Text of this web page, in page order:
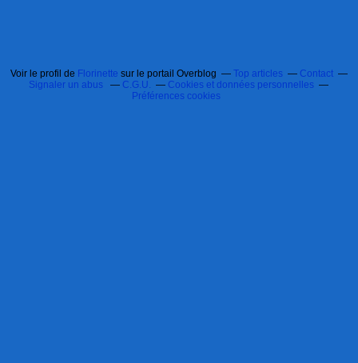
Voir le profil de Florinette sur le portail Overblog Top articles
Contact
Signaler un abus
C.G.U.
Cookies et données personnelles
Préférences cookies